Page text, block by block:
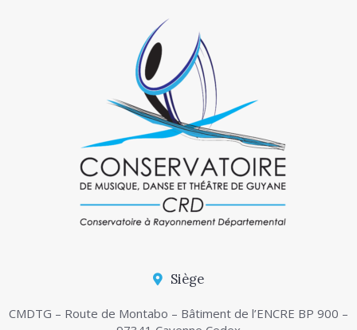
Siège
CMDTG – Route de Montabo – Bâtiment de l’ENCRE BP 900 –